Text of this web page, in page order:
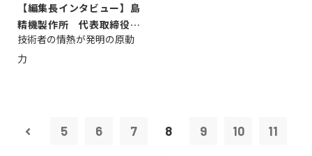
【編集長インタビュー】島
精機製作所 代表取締役
社 長 島 正...
技術者の情熱が発明の原動
力
5 6 7 8 9 10 11